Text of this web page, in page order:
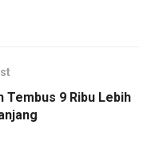
Tembus 9 Ribu Lebih